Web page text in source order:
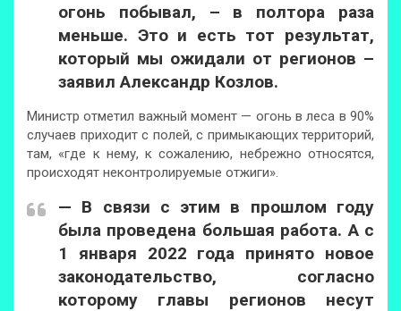
огонь побывал, – в полтора раза
меньше. Это и есть тот результат,
который мы ожидали от регионов –
заявил Александр Козлов.
Министр отметил важный момент — огонь в леса в 90%
случаев приходит с полей, с примыкающих территорий,
там, «где к нему, к сожалению, небрежно относятся,
происходят неконтролируемые отжиги».
— В связи с этим в прошлом году
была проведена большая работа. А с
1 января 2022 года принято новое
законодательство, согласно
которому главы регионов несут